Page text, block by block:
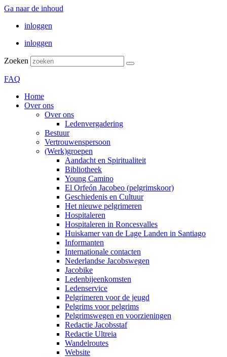
Ga naar de inhoud
inloggen
inloggen
Zoeken
FAQ
Home
Over ons
Over ons
Ledenvergadering
Bestuur
Vertrouwenspersoon
(Werk)groepen
Aandacht en Spiritualiteit
Bibliotheek
Young Camino
El Orfeón Jacobeo (pelgrimskoor)
Geschiedenis en Cultuur
Het nieuwe pelgrimeren
Hospitaleren
Hospitaleren in Roncesvalles
Huiskamer van de Lage Landen in Santiago
Informanten
Internationale contacten
Nederlandse Jacobswegen
Jacobike
Ledenbijeenkomsten
Ledenservice
Pelgrimeren voor de jeugd
Pelgrims voor pelgrims
Pelgrimswegen en voorzieningen
Redactie Jacobsstaf
Redactie Ultreia
Wandelroutes
Website